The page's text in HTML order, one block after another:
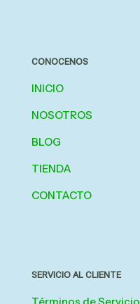
CONOCENOS
INICIO
NOSOTROS
BLOG
TIENDA
CONTACTO
SERVICIO AL CLIENTE